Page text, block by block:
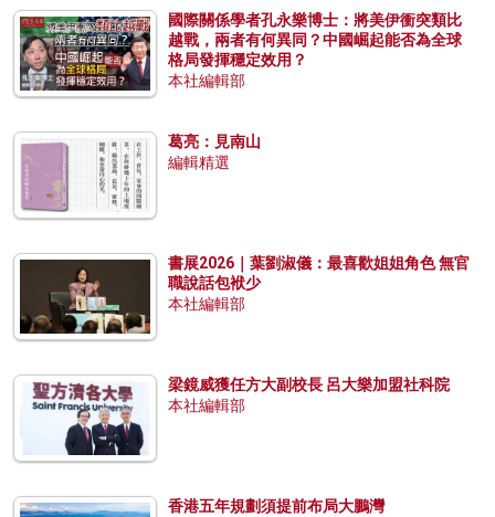
國際關係學者孔永樂博士：將美伊衝突類比
越戰，兩者有何異同？中國崛起能否為全球
格局發揮穩定效用？
本社編輯部
葛亮：見南山
編輯精選
書展2026｜葉劉淑儀：最喜歡姐姐角色 無官
職說話包袱少
本社編輯部
梁鏡威獲任方大副校長 呂大樂加盟社科院
本社編輯部
香港五年規劃須提前布局大鵬灣